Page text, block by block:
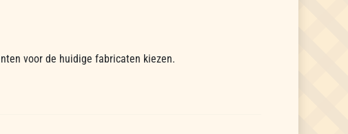
voor de huidige fabricaten kiezen.